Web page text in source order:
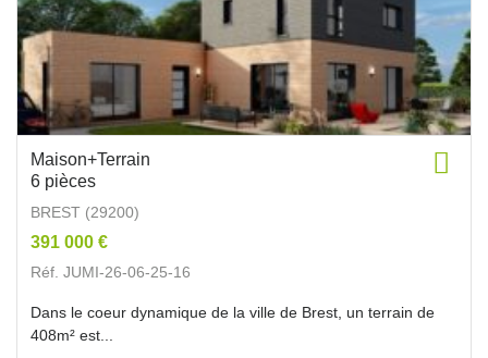
Maison+Terrain
6 pièces
BREST (29200)
391 000 €
Réf. JUMI-26-06-25-16
Dans le coeur dynamique de la ville de Brest, un terrain de
408m² est...